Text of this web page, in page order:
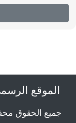
الموقع
جميع الحقوق